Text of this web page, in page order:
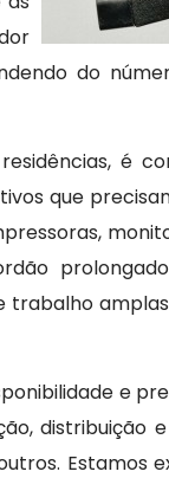
do
é
que
trabalho
e
distribuição
Estamos